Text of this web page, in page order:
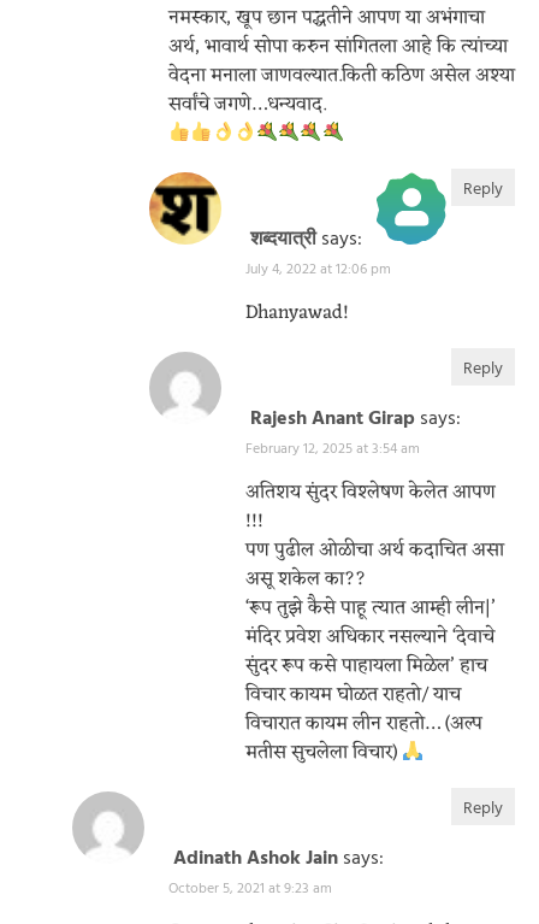
नमस्कार, खूप छान पद्धतीने आपण या अभंगाचा
अर्थ, भावार्थ सोपा करुन सांगितला आहे कि त्यांच्या
वेदना मनाला जाणवल्यात.किती कठिण असेल अश्या
सर्वांचे जगणे…धन्यवाद.
शब्दयात्री says:
The Real Person Badge!
Anti-Spam by CleanTalk
July 4, 2022 at 12:06 pm
Dhanyawad!
Reply
Rajesh Anant Girap says:
February 12, 2025 at 3:54 am
अतिशय सुंदर विश्लेषण केलेत आपण
!!!
पण पुढील ओळीचा अर्थ कदाचित असा
असू शकेल का??
‘रूप तुझे कैसे पाहू त्यात आम्ही लीन|’
मंदिर प्रवेश अधिकार नसल्याने ‘देवाचे
सुंदर रूप कसे पाहायला मिळेल’ हाच
विचार कायम घोळत राहतो/ याच
विचारात कायम लीन राहतो… (अल्प
मतीस सुचलेला विचार)
Reply
Adinath Ashok Jain says:
October 5, 2021 at 9:23 am
Reply